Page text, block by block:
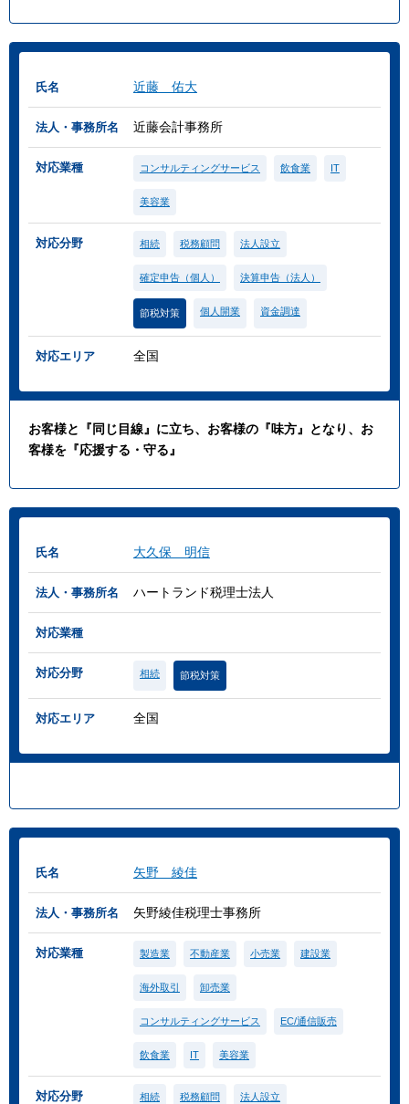
氏名 近藤 佑大
法人・事務所名 近藤会計事務所
対応業種 コンサルティングサービス 飲食業 IT
美容業
対応分野 相続 税務顧問 法人設立
確定申告（個人） 決算申告（法人）
節税対策 個人開業 資金調達
対応エリア 全国
お客様と『同じ目線』に立ち、お客様の『味方』となり、お
客様を『応援する・守る』
氏名 大久保 明信
法人・事務所名 ハートランド税理士法人
対応業種
対応分野 相続 節税対策
対応エリア 全国
氏名 矢野 綾佳
法人・事務所名 矢野綾佳税理士事務所
対応業種 製造業 不動産業 小売業 建設業
海外取引 卸売業
コンサルティングサービス EC/通信販売
飲食業 IT 美容業
対応分野 相続 税務顧問 法人設立